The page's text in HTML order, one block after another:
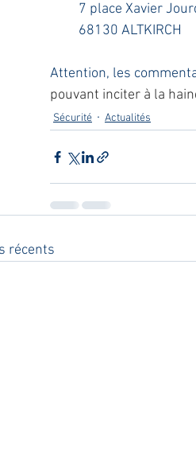
7 place Xavier
68130 ALTKIRCH
Attention, les
pouvant inciter à la
Sécurité Actualités
récents